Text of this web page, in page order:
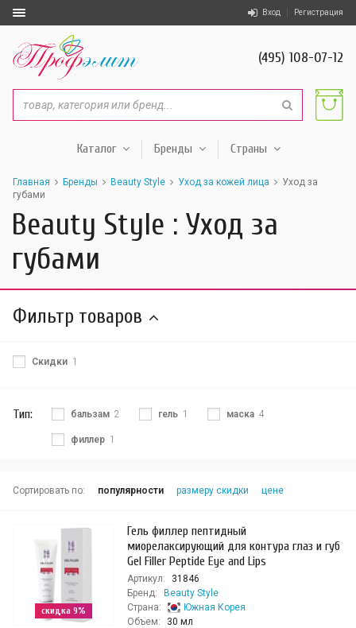
Вход Регистрация
(495) 108-07-12
Каталог Бренды Страны
Главная Бренды Beauty Style Уход за кожей лица
Уход за
губами
Beauty Style : Уход за
губами
Фильтр товаров
Скидки 1
Тип: бальзам 2 гель 1 маска 4
филлер 1
Сортировать по: популярности размеру скидки цене
скидка 9%
Гель филлер пептидный
миорелаксирующий для контура глаз и губ
Gel Filler Peptide Eye and Lips
Артикул:
31846
Бренд:
Beauty Style
Страна:
Южная Корея
Объем:
30 мл